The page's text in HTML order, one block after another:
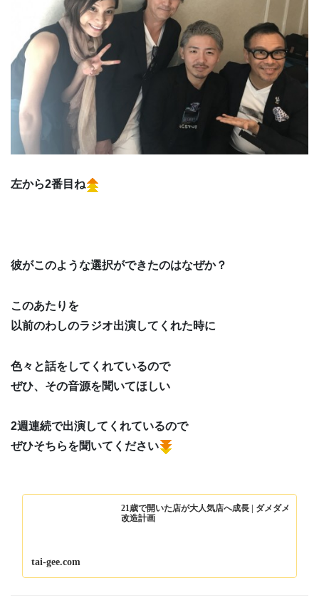
左から2番目ね
彼がこのような選択ができたのはなぜか？
このあたりを
以前のわしのラジオ出演してくれた時に
色々と話をしてくれているので
ぜひ、その音源を聞いてほしい
2週連続で出演してくれているので
ぜひそちらを聞いてください
21歳で開いた店が大人気店へ成長 | ダメダメ
改造計画
tai-gee.com